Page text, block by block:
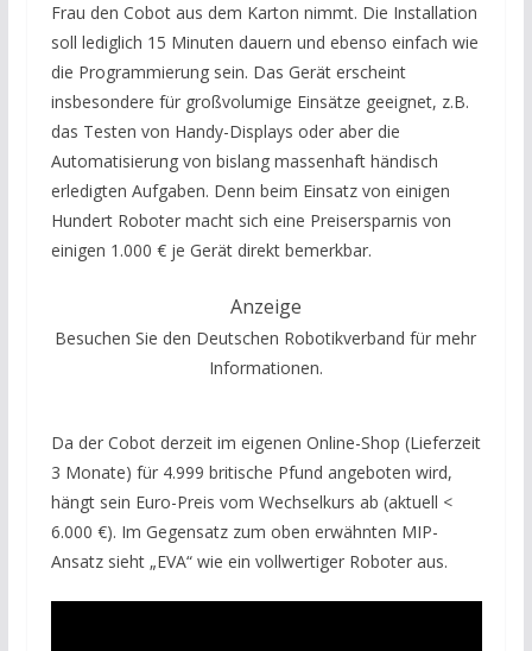
Frau den Cobot aus dem Karton nimmt. Die Installation
soll lediglich 15 Minuten dauern und ebenso einfach wie
die Programmierung sein. Das Gerät erscheint
insbesondere für großvolumige Einsätze geeignet, z.B.
das Testen von Handy-Displays oder aber die
Automatisierung von bislang massenhaft händisch
erledigten Aufgaben. Denn beim Einsatz von einigen
Hundert Roboter macht sich eine Preisersparnis von
einigen 1.000 € je Gerät direkt bemerkbar.
Anzeige
Besuchen Sie den Deutschen Robotikverband für mehr
Informationen.
Da der Cobot derzeit im eigenen Online-Shop (Lieferzeit
3 Monate) für 4.999 britische Pfund angeboten wird,
hängt sein Euro-Preis vom Wechselkurs ab (aktuell <
6.000 €). Im Gegensatz zum oben erwähnten MIP-
Ansatz sieht „EVA“ wie ein vollwertiger Roboter aus.